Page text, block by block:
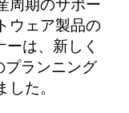
周期のサポー
ウェア製品の
は、新しく
プランニング
た。